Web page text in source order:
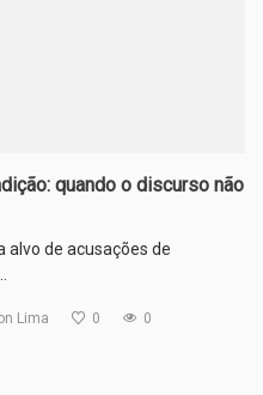
quando o discurso não
alvo de acusações de
Lima 0 0